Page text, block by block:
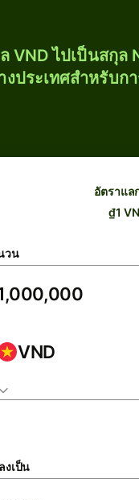
VND ไปเป็นสกุล
ประเทศสำหรับก
อัตราแล
₫1
วน
VND
งเป็น